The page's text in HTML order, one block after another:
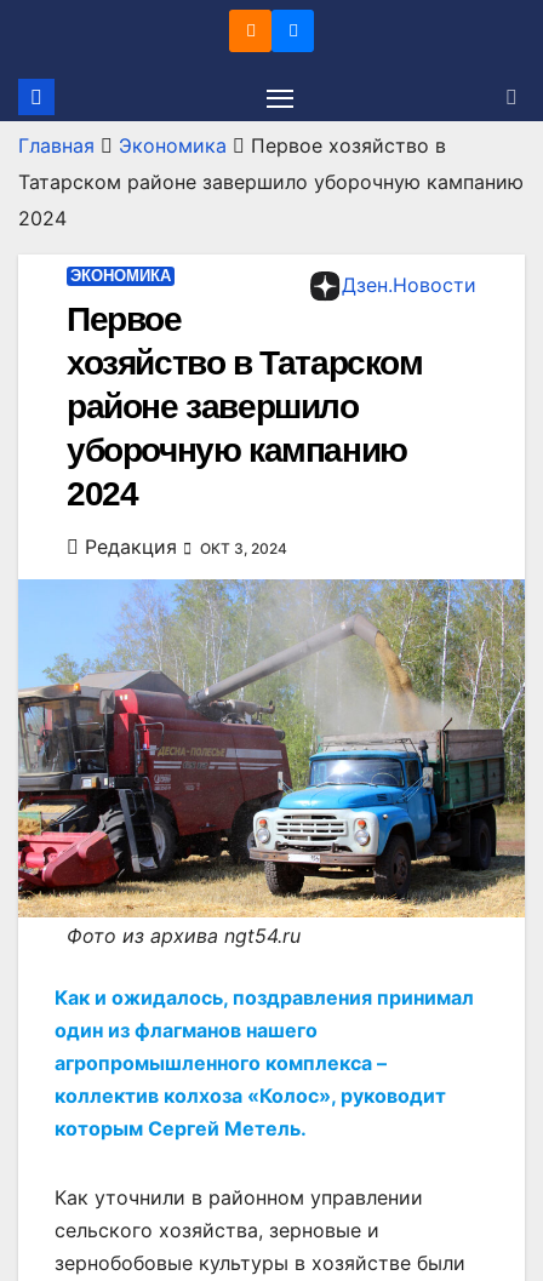
содержимому
Главная Экономика
Первое хозяйство в
Татарском районе завершило уборочную кампанию
2024
Дзен.Новости
ЭКОНОМИКА
Первое
хозяйство в Татарском
районе завершило
уборочную кампанию
2024
Редакция ОКТ 3, 2024
Фото из архива ngt54.ru
Как и ожидалось, поздравления принимал
один из флагманов нашего
агропромышленного комплекса –
коллектив колхоза «Колос», руководит
которым Сергей Метель.
Как уточнили в районном управлении
сельского хозяйства, зерновые и
зернобобовые культуры в хозяйстве были